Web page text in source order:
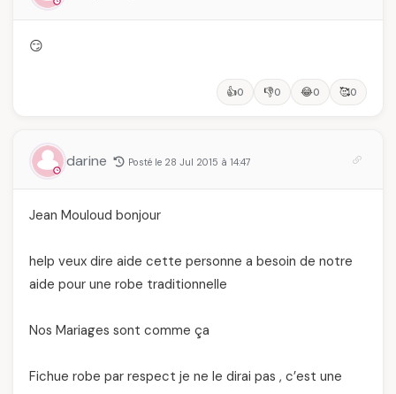
😏
👍0 👎0 😂0 🥰0
darine Posté le 28 Jul 2015 à 14:47
Jean Mouloud bonjour
help veux dire aide cette personne a besoin de notre
aide pour une robe traditionnelle
Nos Mariages sont comme ça
Fichue robe par respect je ne le dirai pas , c’est une